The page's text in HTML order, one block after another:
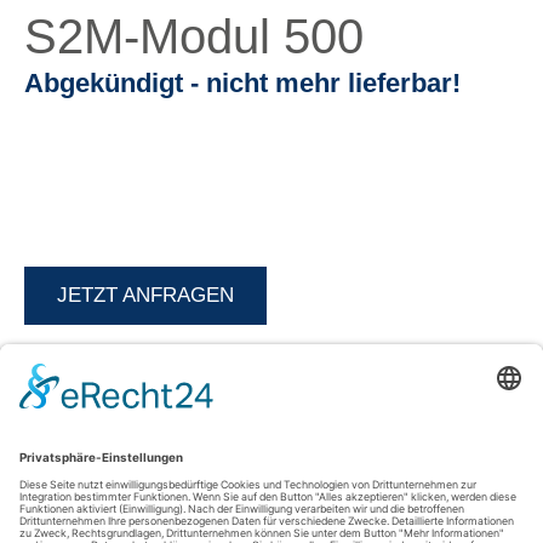
S2M-Modul 500
Abgekündigt - nicht mehr lieferbar!
JETZT ANFRAGEN
Kontakt
AGFEO GmbH & Co. KG
33647 Bielefeld